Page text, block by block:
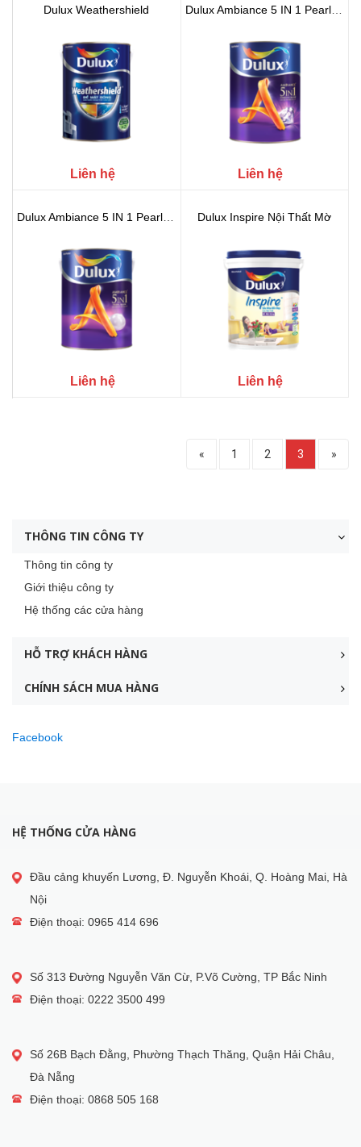
Dulux Weathershield
Liên hệ
Dulux Ambiance 5 IN 1 Pearl Glow...
Liên hệ
Dulux Ambiance 5 IN 1 Pearl Glow...
Liên hệ
Dulux Inspire Nội Thất Mờ
Liên hệ
« 1 2 3 »
THÔNG TIN CÔNG TY
Thông tin công ty
Giới thiệu công ty
Hệ thống các cửa hàng
HỖ TRỢ KHÁCH HÀNG
CHÍNH SÁCH MUA HÀNG
Facebook
HỆ THỐNG CỬA HÀNG
Đầu cảng khuyến Lương, Đ. Nguyễn Khoái, Q. Hoàng Mai, Hà
Nội
Điện thoại: 0965 414 696
Số 313 Đường Nguyễn Văn Cừ, P.Võ Cường, TP Bắc Ninh
Điện thoại: 0222 3500 499
Số 26B Bạch Đằng, Phường Thạch Thăng, Quận Hải Châu,
Đà Nẵng
Điện thoại: 0868 505 168